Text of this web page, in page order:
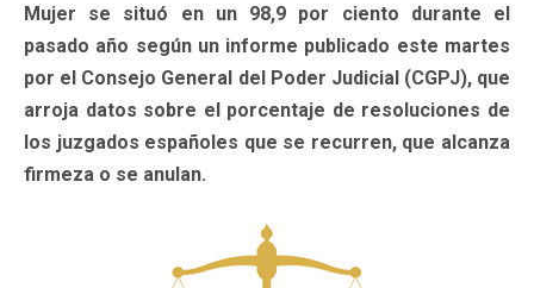
Mujer se situó en un 98,9 por ciento durante el
pasado año según un informe publicado este martes
por el Consejo General del Poder Judicial (CGPJ), que
arroja datos sobre el porcentaje de resoluciones de
los juzgados españoles que se recurren, que alcanza
firmeza o se anulan.